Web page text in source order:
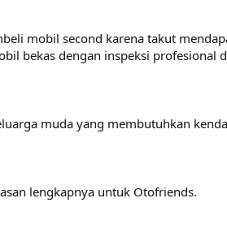
mobil second karena takut
bekas dengan inspeksi profesional
muda yang membutuhkan
lengkapnya untuk Otofriends.